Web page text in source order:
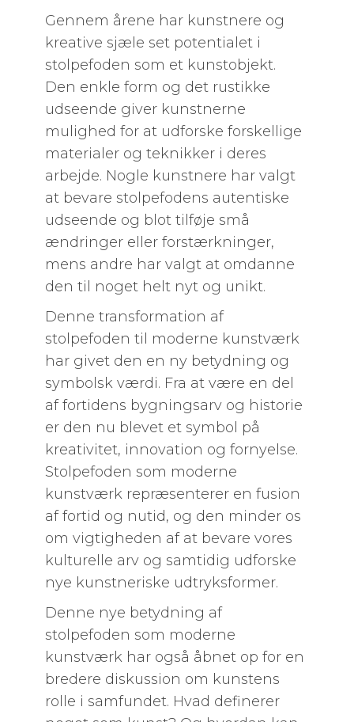
Gennem årene har kunstnere og
kreative sjæle set potentialet i
stolpefoden som et kunstobjekt.
Den enkle form og det rustikke
udseende giver kunstnerne
mulighed for at udforske forskellige
materialer og teknikker i deres
arbejde. Nogle kunstnere har valgt
at bevare stolpefodens autentiske
udseende og blot tilføje små
ændringer eller forstærkninger,
mens andre har valgt at omdanne
den til noget helt nyt og unikt.
Denne transformation af
stolpefoden til moderne kunstværk
har givet den en ny betydning og
symbolsk værdi. Fra at være en del
af fortidens bygningsarv og historie
er den nu blevet et symbol på
kreativitet, innovation og fornyelse.
Stolpefoden som moderne
kunstværk repræsenterer en fusion
af fortid og nutid, og den minder os
om vigtigheden af at bevare vores
kulturelle arv og samtidig udforske
nye kunstneriske udtryksformer.
Denne nye betydning af
stolpefoden som moderne
kunstværk har også åbnet op for en
bredere diskussion om kunstens
rolle i samfundet. Hvad definerer